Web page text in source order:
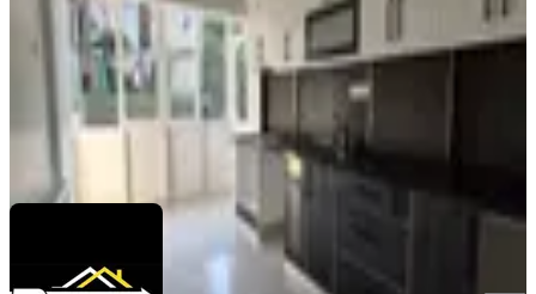
25.000 ₺
DORE GAYRİMENKULÜmran ÇEKEN